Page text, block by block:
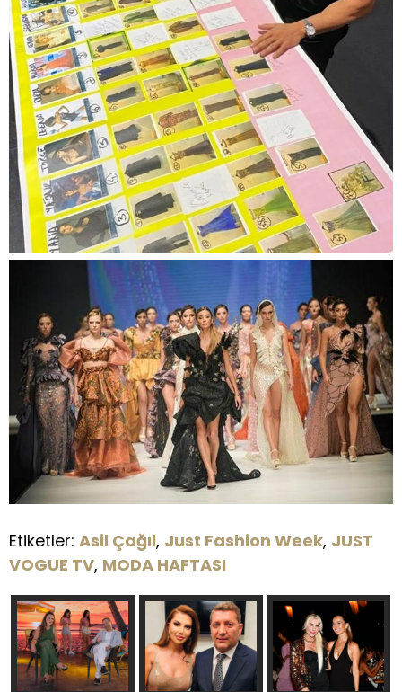
Etiketler: Asil Çağıl, Just Fashion Week, JUST
VOGUE TV, MODA HAFTASI